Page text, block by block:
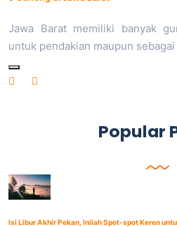
Jawa Barat memiliki banyak
untuk pendakian maupun
Popular
Isi Libur Akhir Pekan, Inilah Spot-spot Keren